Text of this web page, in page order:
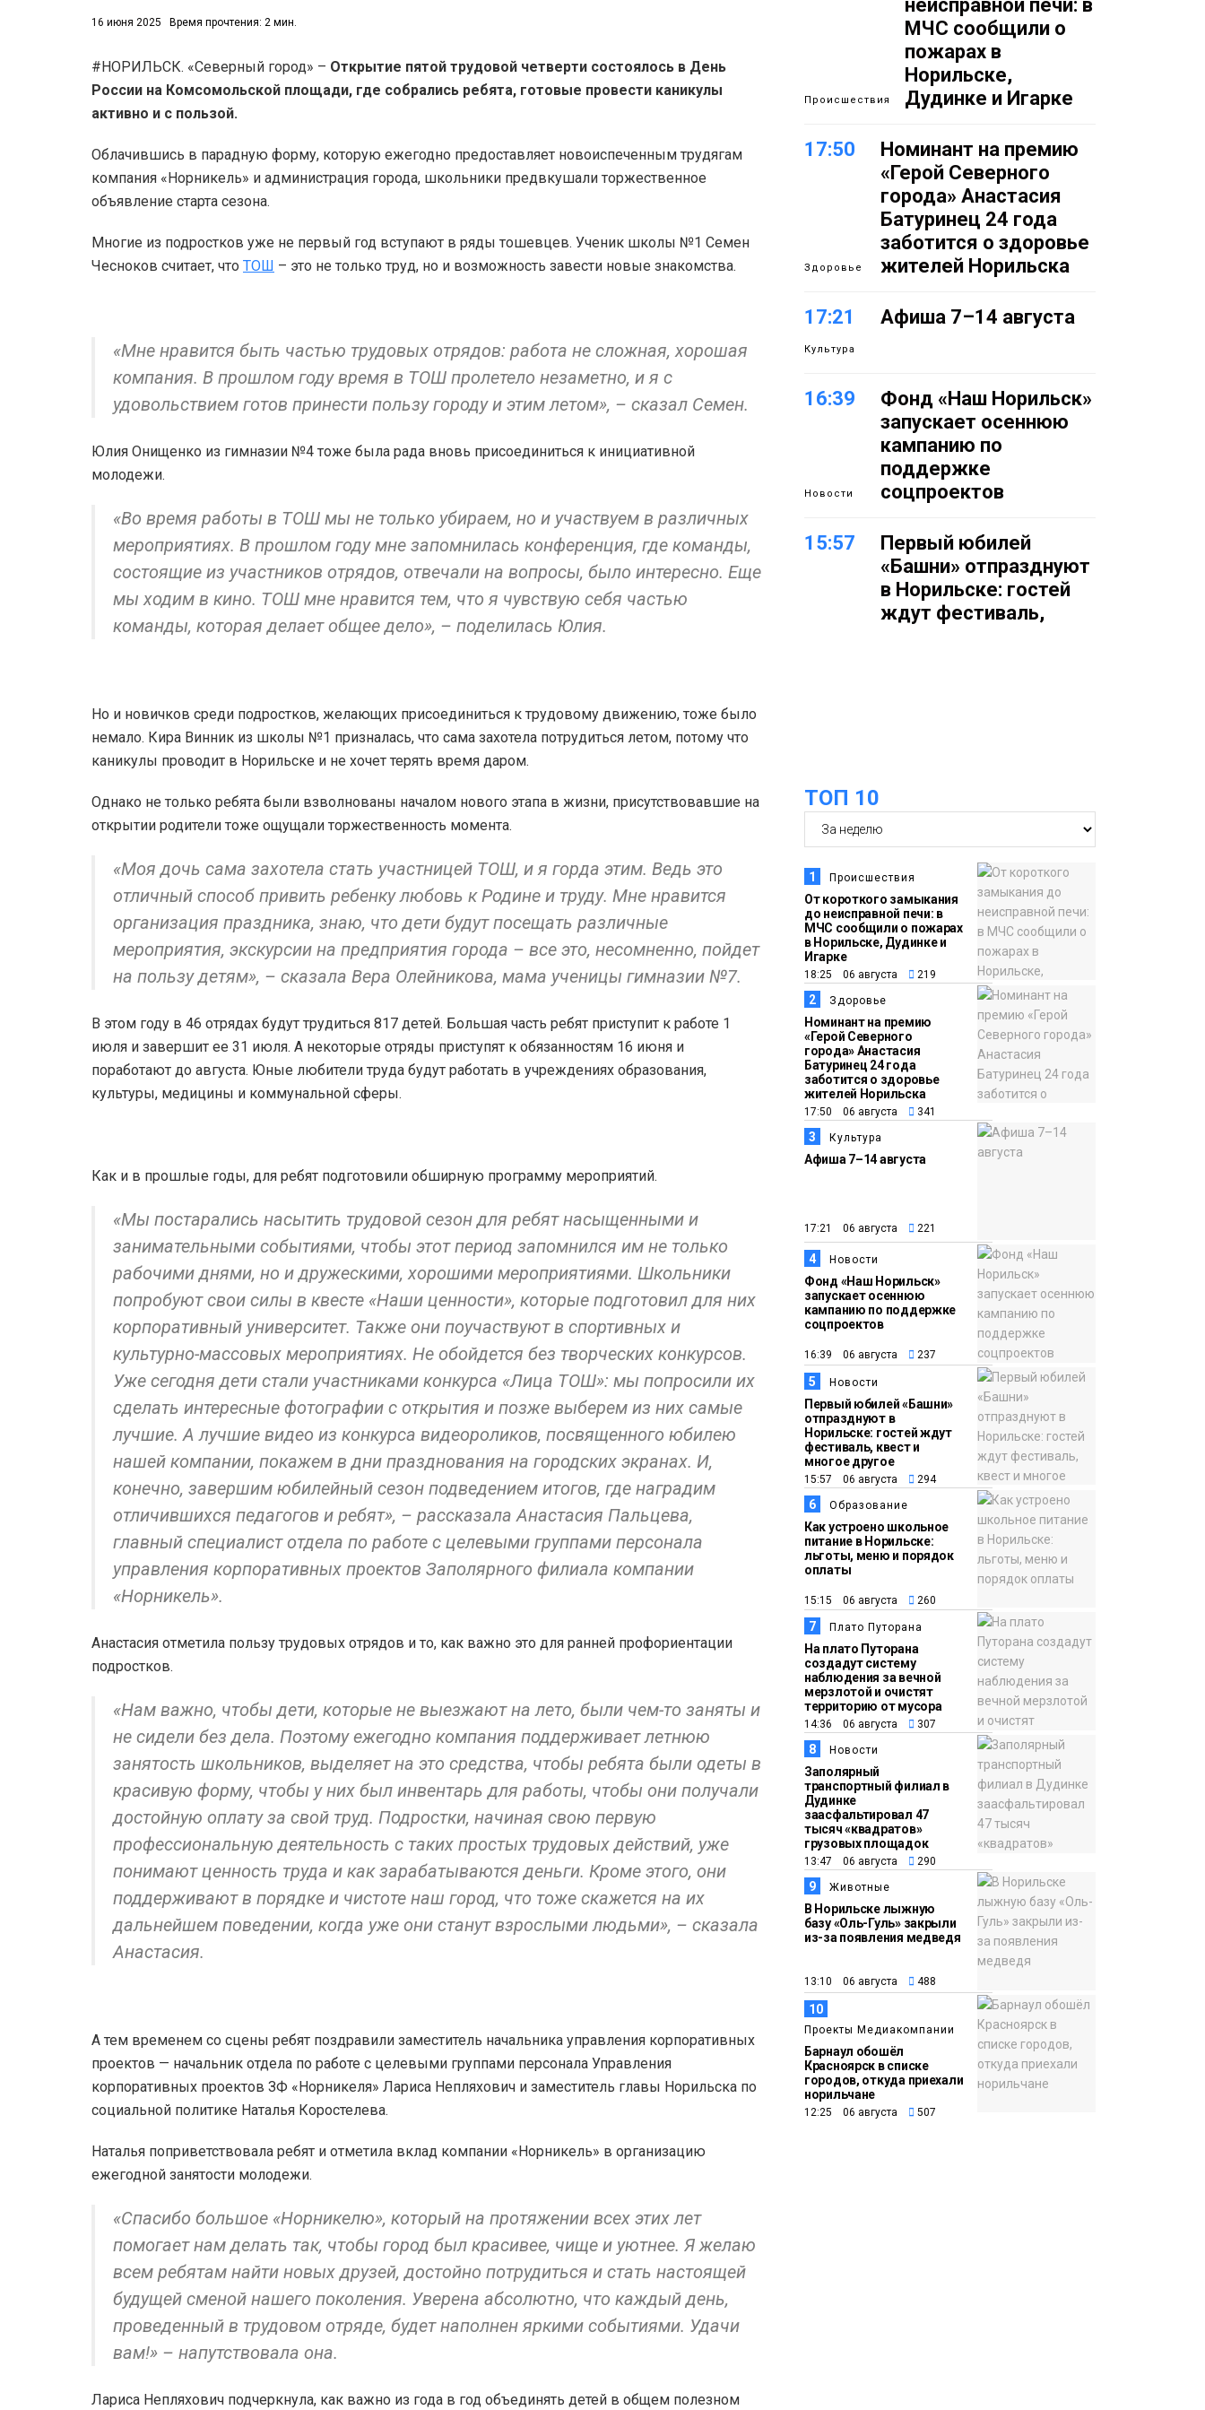
16 июня 2025 Время прочтения: 2 мин.
#НОРИЛЬСК. «Северный город» – Открытие пятой трудовой четверти состоялось в День
России на Комсомольской площади, где собрались ребята, готовые провести каникулы
активно и с пользой.
Облачившись в парадную форму, которую ежегодно предоставляет новоиспеченным трудягам
компания «Норникель» и администрация города, школьники предвкушали торжественное
объявление старта сезона.
Многие из подростков уже не первый год вступают в ряды тошевцев. Ученик школы №1 Семен
Чесноков считает, что ТОШ – это не только труд, но и возможность завести новые знакомства.
«Мне нравится быть частью трудовых отрядов: работа не сложная, хорошая
компания. В прошлом году время в ТОШ пролетело незаметно, и я с
удовольствием готов принести пользу городу и этим летом», – сказал Семен.
Юлия Онищенко из гимназии №4 тоже была рада вновь присоединиться к инициативной
молодежи.
«Во время работы в ТОШ мы не только убираем, но и участвуем в различных
мероприятиях. В прошлом году мне запомнилась конференция, где команды,
состоящие из участников отрядов, отвечали на вопросы, было интересно. Еще
мы ходим в кино. ТОШ мне нравится тем, что я чувствую себя частью
команды, которая делает общее дело», – поделилась Юлия.
Но и новичков среди подростков, желающих присоединиться к трудовому движению, тоже было
немало. Кира Винник из школы №1 призналась, что сама захотела потрудиться летом, потому что
каникулы проводит в Норильске и не хочет терять время даром.
Однако не только ребята были взволнованы началом нового этапа в жизни, присутствовавшие на
открытии родители тоже ощущали торжественность момента.
«Моя дочь сама захотела стать участницей ТОШ, и я горда этим. Ведь это
отличный способ привить ребенку любовь к Родине и труду. Мне нравится
организация праздника, знаю, что дети будут посещать различные
мероприятия, экскурсии на предприятия города – все это, несомненно, пойдет
на пользу детям», – сказала Вера Олейникова, мама ученицы гимназии №7.
В этом году в 46 отрядах будут трудиться 817 детей. Большая часть ребят приступит к работе 1
июля и завершит ее 31 июля. А некоторые отряды приступят к обязанностям 16 июня и
поработают до августа. Юные любители труда будут работать в учреждениях образования,
культуры, медицины и коммунальной сферы.
Как и в прошлые годы, для ребят подготовили обширную программу мероприятий.
«Мы постарались насытить трудовой сезон для ребят насыщенными и
занимательными событиями, чтобы этот период запомнился им не только
рабочими днями, но и дружескими, хорошими мероприятиями. Школьники
попробуют свои силы в квесте «Наши ценности», которые подготовил для них
корпоративный университет. Также они поучаствуют в спортивных и
культурно-массовых мероприятиях. Не обойдется без творческих конкурсов.
Уже сегодня дети стали участниками конкурса «Лица ТОШ»: мы попросили их
сделать интересные фотографии с открытия и позже выберем из них самые
лучшие. А лучшие видео из конкурса видеороликов, посвященного юбилею
нашей компании, покажем в дни празднования на городских экранах. И,
конечно, завершим юбилейный сезон подведением итогов, где наградим
отличившихся педагогов и ребят», – рассказала Анастасия Пальцева,
главный специалист отдела по работе с целевыми группами персонала
управления корпоративных проектов Заполярного филиала компании
«Норникель».
Анастасия отметила пользу трудовых отрядов и то, как важно это для ранней профориентации
подростков.
«Нам важно, чтобы дети, которые не выезжают на лето, были чем-то заняты и
не сидели без дела. Поэтому ежегодно компания поддерживает летнюю
занятость школьников, выделяет на это средства, чтобы ребята были одеты в
красивую форму, чтобы у них был инвентарь для работы, чтобы они получали
достойную оплату за свой труд. Подростки, начиная свою первую
профессиональную деятельность с таких простых трудовых действий, уже
понимают ценность труда и как зарабатываются деньги. Кроме этого, они
поддерживают в порядке и чистоте наш город, что тоже скажется на их
дальнейшем поведении, когда уже они станут взрослыми людьми», – сказала
Анастасия.
А тем временем со сцены ребят поздравили заместитель начальника управления корпоративных
проектов — начальник отдела по работе с целевыми группами персонала Управления
корпоративных проектов ЗФ «Норникеля» Лариса Непляхович и заместитель главы Норильска по
социальной политике Наталья Коростелева.
Наталья поприветствовала ребят и отметила вклад компании «Норникель» в организацию
ежегодной занятости молодежи.
«Спасибо большое «Норникелю», который на протяжении всех этих лет
помогает нам делать так, чтобы город был красивее, чище и уютнее. Я желаю
всем ребятам найти новых друзей, достойно потрудиться и стать настоящей
будущей сменой нашего поколения. Уверена абсолютно, что каждый день,
проведенный в трудовом отряде, будет наполнен яркими событиями. Удачи
вам!» – напутствовала она.
Лариса Непляхович подчеркнула, как важно из года в год объединять детей в общем полезном
Происшествия
неисправной печи: в
МЧС сообщили о
пожарах в
Норильске,
Дудинке и Игарке
17:50
Здоровье
Номинант на премию
«Герой Северного
города» Анастасия
Батуринец 24 года
заботится о здоровье
жителей Норильска
17:21
Культура
Афиша 7–14 августа
16:39
Новости
Фонд «Наш Норильск»
запускает осеннюю
кампанию по
поддержке
соцпроектов
15:57
Первый юбилей
«Башни» отпразднуют
в Норильске: гостей
ждут фестиваль,
14:36
Плато
Путорана
На плато Путорана
создадут систему
наблюдения за вечной
мерзлотой и очистят
территорию от мусора
13:47
Новости
Заполярный
транспортный филиал
в Дудинке
заасфальтировал 47
тысяч «квадратов»
грузовых площадок
13:10
В Норильске лыжную
базу «Оль-Гуль»
12:25
Медиакомпании
Барнаул обошёл
Красноярск в
списке городов,
откуда приехали
норильчане
ТОП 10
1 Происшествия
От короткого замыкания
до неисправной печи: в
МЧС сообщили о пожарах
в Норильске, Дудинке и
Игарке
18:25 06 августа 219
2 Здоровье
Номинант на премию
«Герой Северного
города» Анастасия
Батуринец 24 года
заботится о здоровье
жителей Норильска
17:50 06 августа 341
3 Культура
Афиша 7–14 августа
17:21 06 августа 221
4 Новости
Фонд «Наш Норильск»
запускает осеннюю
кампанию по поддержке
соцпроектов
16:39 06 августа 237
5 Новости
Первый юбилей «Башни»
отпразднуют в
Норильске: гостей ждут
фестиваль, квест и
многое другое
15:57 06 августа 294
6 Образование
Как устроено школьное
питание в Норильске:
льготы, меню и порядок
оплаты
15:15 06 августа 260
7 Плато Путорана
На плато Путорана
создадут систему
наблюдения за вечной
мерзлотой и очистят
территорию от мусора
14:36 06 августа 307
8 Новости
Заполярный
транспортный филиал в
Дудинке
заасфальтировал 47
тысяч «квадратов»
грузовых площадок
13:47 06 августа 290
9 Животные
В Норильске лыжную
базу «Оль-Гуль» закрыли
из-за появления медведя
13:10 06 августа 488
10
Проекты Медиакомпании
Барнаул обошёл
Красноярск в списке
городов, откуда приехали
норильчане
12:25 06 августа 507